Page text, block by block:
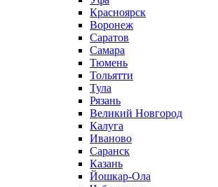
Красноярск
Воронеж
Саратов
Самара
Тюмень
Тольятти
Тула
Рязань
Великий Новгород
Калуга
Иваново
Саранск
Казань
Йошкар-Ола